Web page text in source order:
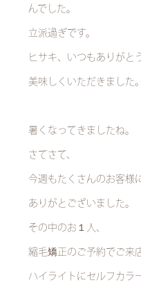
んでした。
立派過ぎです。
ヒサキ、いつもありがと
美味しくいただきました。
暑くなってきましたね。
さてさて、
今週もたくさんのお客様
ありがとございました。
その中のお１人、
縮毛矯正のご予約でご来
ハイライトにセルフカラ